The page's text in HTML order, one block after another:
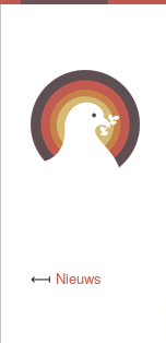
⟻ Nieuws